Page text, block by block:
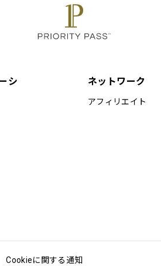
シ
ネットワーク
アフィリエイト
Cookieに関する通知